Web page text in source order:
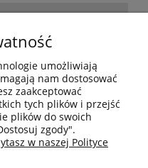
umożliwiają
nam dostosować
zaakceptować
tych plików i przejść
plików do swoich
zgody".
w naszej Polityce